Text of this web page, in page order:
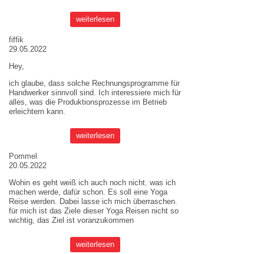
weiterlesen
fiffik
29.05.2022
Hey,
ich glaube, dass solche Rechnungsprogramme für
Handwerker sinnvoll sind. Ich interessiere mich für
alles, was die Produktionsprozesse im Betrieb
erleichtern kann.
weiterlesen
Pommel
20.05.2022
Wohin es geht weiß ich auch noch nicht. was ich
machen werde, dafür schon. Es soll eine Yoga
Reise werden. Dabei lasse ich mich überraschen.
für mich ist das Ziele dieser Yoga Reisen nicht so
wichtig, das Ziel ist voranzukommen
weiterlesen